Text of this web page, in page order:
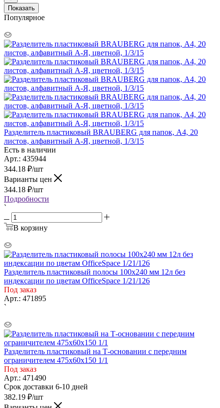
Показать
Популярное
Разделитель пластиковый BRAUBERG для папок, А4, 20
листов, алфавитный А-Я, цветной, 1/3/15
Есть в наличии
Арт.: 435944
344.18 ₽/шт
Варианты цен
344.18 ₽/шт
Подробности
`
В корзину
Разделитель пластиковый полосы 100х240 мм 12л без
индексации по цветам OfficeSpace 1/21/126
Под заказ
Арт.: 471895
`
Разделитель пластиковый на Т-основании с передним
ограничителем 475х60х150 1/1
Под заказ
Арт.: 471490
Срок доставки 6-10 дней
382.19 ₽/шт